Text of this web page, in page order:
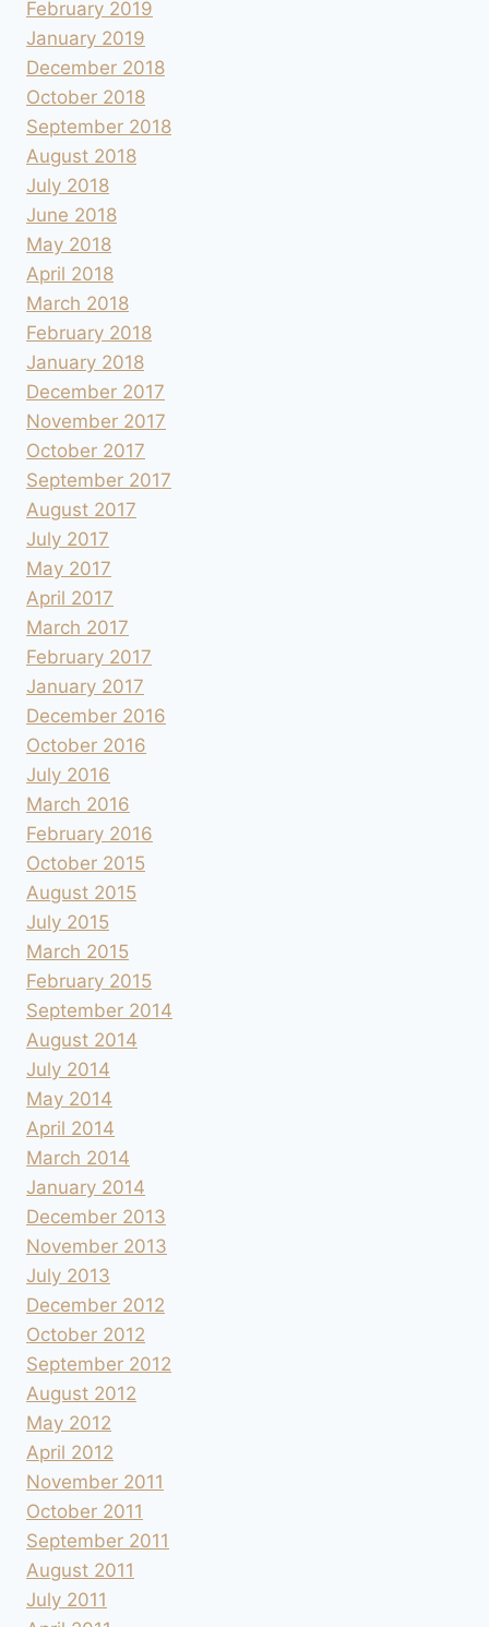
February 2019
January 2019
December 2018
October 2018
September 2018
August 2018
July 2018
June 2018
May 2018
April 2018
March 2018
February 2018
January 2018
December 2017
November 2017
October 2017
September 2017
August 2017
July 2017
May 2017
April 2017
March 2017
February 2017
January 2017
December 2016
October 2016
July 2016
March 2016
February 2016
October 2015
August 2015
July 2015
March 2015
February 2015
September 2014
August 2014
July 2014
May 2014
April 2014
March 2014
January 2014
December 2013
November 2013
July 2013
December 2012
October 2012
September 2012
August 2012
May 2012
April 2012
November 2011
October 2011
September 2011
August 2011
July 2011